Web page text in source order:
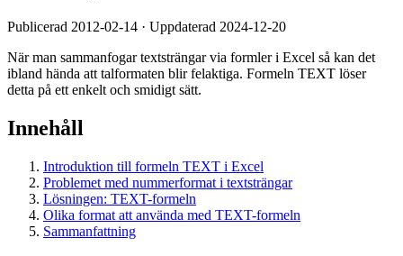
Publicerad 2012-02-14 · Uppdaterad 2024-12-20
När man sammanfogar textsträngar via formler i Excel så kan det
ibland hända att talformaten blir felaktiga. Formeln TEXT löser
detta på ett enkelt och smidigt sätt.
Innehåll
Introduktion till formeln TEXT i Excel
Problemet med nummerformat i textsträngar
Lösningen: TEXT-formeln
Olika format att använda med TEXT-formeln
Sammanfattning